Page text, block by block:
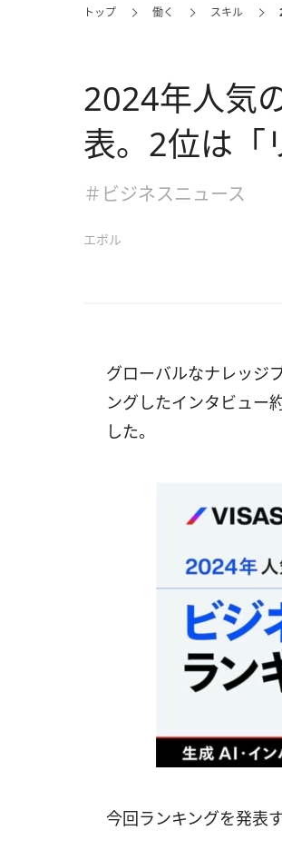
トップ 働く スキル
2024年人気
表。2位は「
＃ビジネスニュース
エボル
グローバルなナレッジ
ングしたインタビュー
した。
今回ランキングを発表す